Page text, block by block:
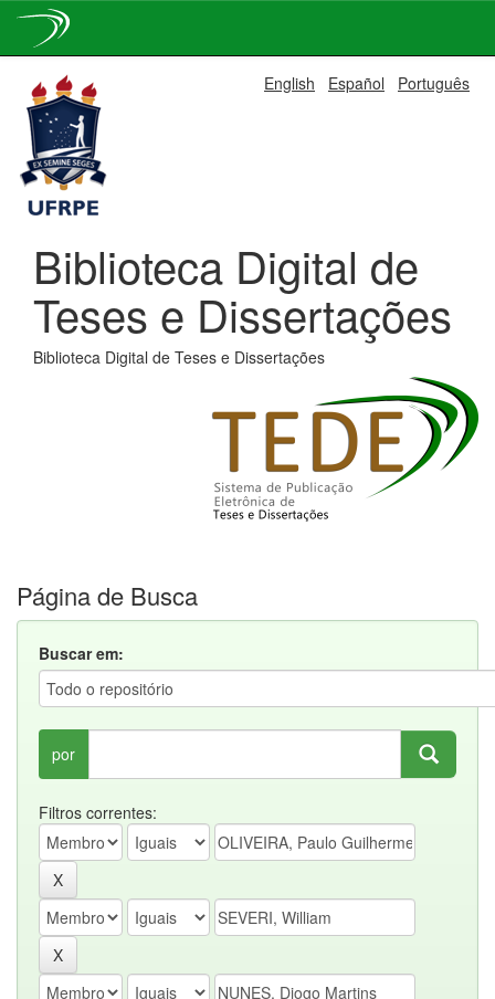
navigation
English Español Português
Biblioteca Digital de
Teses e Dissertações
Biblioteca Digital de Teses e Dissertações
Página de Busca
Buscar em:
por
Filtros correntes: